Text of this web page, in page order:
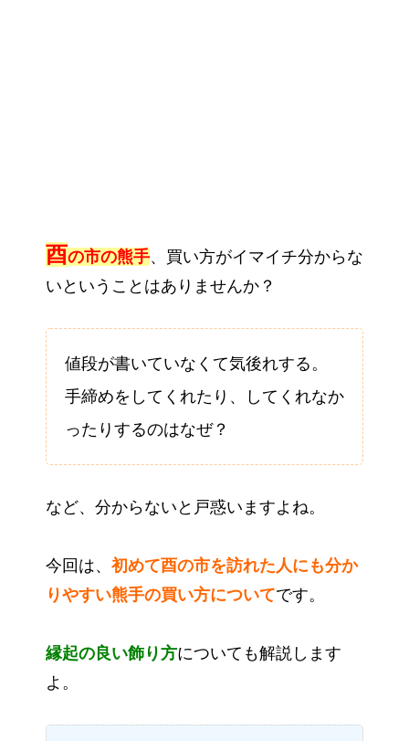
酉の市の熊手、買い方がイマイチ分からな
いということはありませんか？
値段が書いていなくて気後れする。
手締めをしてくれたり、してくれなか
ったりするのはなぜ？
など、分からないと戸惑いますよね。
今回は、 初めて酉の市を訪れた人にも分か
りやすい熊手の買い方についてです。
縁起の良い飾り方についても解説します
よ。